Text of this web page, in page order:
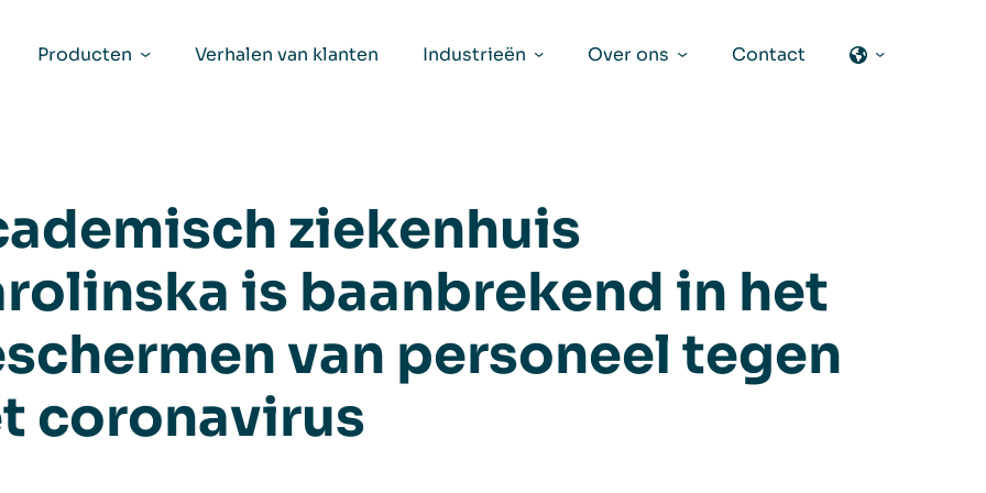
Producten
Verhalen van klanten Industrieën Over ons Contact
ziekenhuis
is baanbrekend in het
van personeel tegen
coronavirus